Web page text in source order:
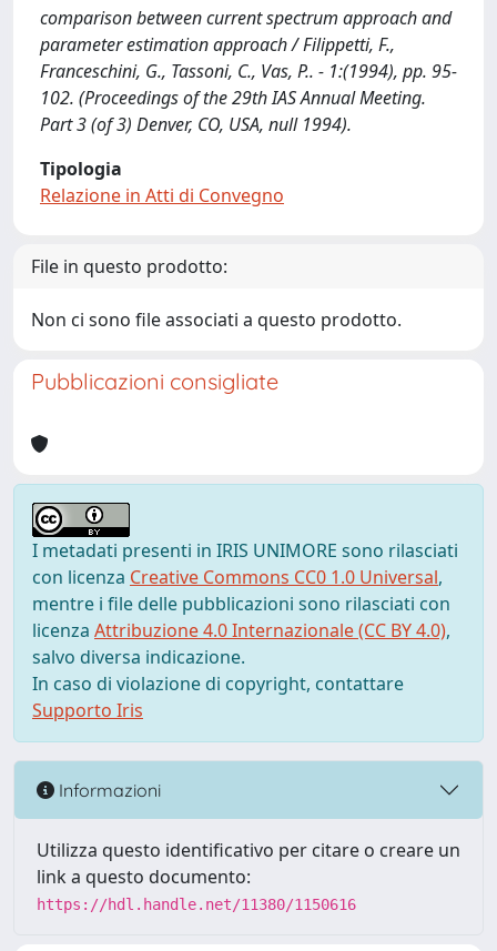
comparison between current spectrum approach and
parameter estimation approach / Filippetti, F.,
Franceschini, G., Tassoni, C., Vas, P.. - 1:(1994), pp. 95-
102. (Proceedings of the 29th IAS Annual Meeting.
Part 3 (of 3) Denver, CO, USA, null 1994).
Tipologia
Relazione in Atti di Convegno
File in questo prodotto:
Non ci sono file associati a questo prodotto.
Pubblicazioni consigliate
I metadati presenti in IRIS UNIMORE sono rilasciati
con licenza Creative Commons CC0 1.0 Universal,
mentre i file delle pubblicazioni sono rilasciati con
licenza Attribuzione 4.0 Internazionale (CC BY 4.0),
salvo diversa indicazione.
In caso di violazione di copyright, contattare
Supporto Iris
Informazioni
Utilizza questo identificativo per citare o creare un
link a questo documento:
https://hdl.handle.net/11380/1150616